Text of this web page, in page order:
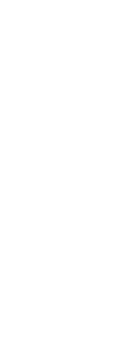
favoris